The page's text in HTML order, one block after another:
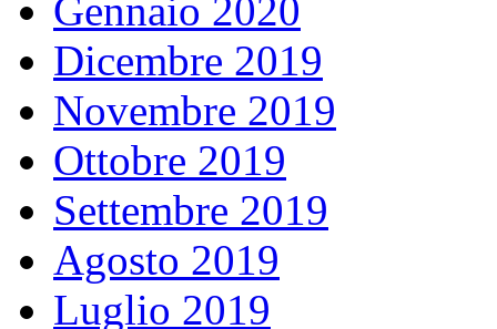
Gennaio 2020
Dicembre 2019
Novembre 2019
Ottobre 2019
Settembre 2019
Agosto 2019
Luglio 2019